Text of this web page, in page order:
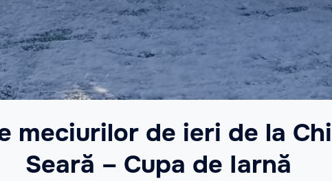
meciurilor de ieri de la
Seară – Cupa de Iarnă